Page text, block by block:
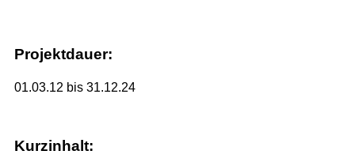
Projektdauer:
01.03.12 bis 31.12.24
Kurzinhalt: